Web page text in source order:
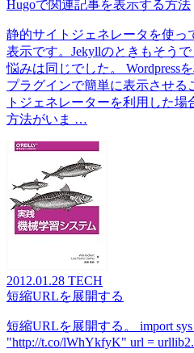
Hugoで関連記事を表示する方法
静的サイトジェネレータを使っ
表示です。Jekyllのときもそう
悩みは同じでした。 Wordpress
プラグインで簡単に表示させる
トジェネレーターを利用した
方法がいま …
2012.01.28 TECH
短縮URLを展開する
短縮URLを展開する。 import
"http://t.co/lWhYkfyK" url =